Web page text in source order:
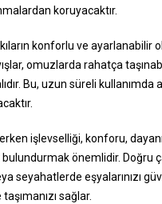
koruyacaktır.
konforlu ve ayarlanabilir
omuzlarda rahatça
Bu, uzun süreli kullanımda
işlevselliği, konforu,
önemlidir. Doğru
seyahatlerde eşyalarınızı
sağlar.